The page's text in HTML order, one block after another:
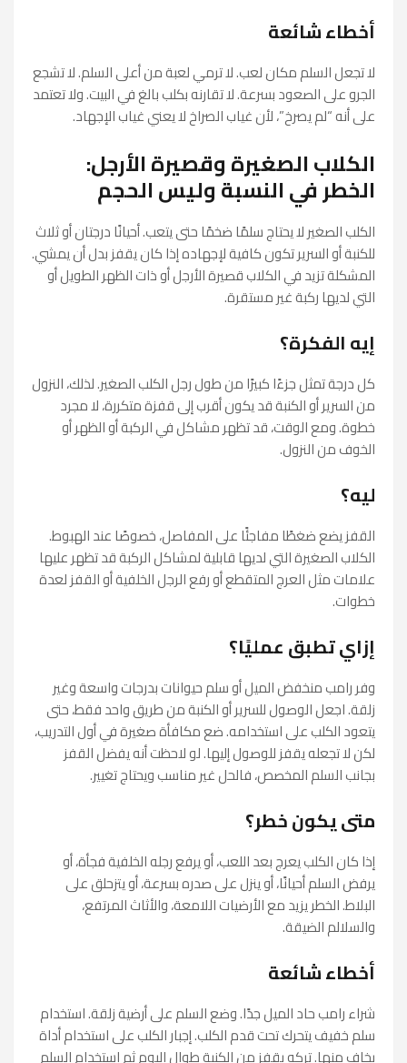
أخطاء شائعة
لا تجعل السلم مكان لعب. لا ترمي لعبة من أعلى السلم. لا تشجع
الجرو على الصعود بسرعة. لا تقارنه بكلب بالغ في البيت. ولا تعتمد
على أنه “لم يصرخ”، لأن غياب الصراخ لا يعني غياب الإجهاد.
الكلاب الصغيرة وقصيرة الأرجل:
الخطر في النسبة وليس الحجم
الكلب الصغير لا يحتاج سلمًا ضخمًا حتى يتعب. أحيانًا درجتان أو ثلاث
للكنبة أو السرير تكون كافية لإجهاده إذا كان يقفز بدل أن يمشي.
المشكلة تزيد في الكلاب قصيرة الأرجل أو ذات الظهر الطويل أو
التي لديها ركبة غير مستقرة.
إيه الفكرة؟
كل درجة تمثل جزءًا كبيرًا من طول رجل الكلب الصغير. لذلك، النزول
من السرير أو الكنبة قد يكون أقرب إلى قفزة متكررة، لا مجرد
خطوة. ومع الوقت، قد تظهر مشاكل في الركبة أو الظهر أو
الخوف من النزول.
ليه؟
القفز يضع ضغطًا مفاجئًا على المفاصل، خصوصًا عند الهبوط.
الكلاب الصغيرة التي لديها قابلية لمشاكل الركبة قد تظهر عليها
علامات مثل العرج المتقطع أو رفع الرجل الخلفية أو القفز لعدة
خطوات.
إزاي تطبق عمليًا؟
وفر رامب منخفض الميل أو سلم حيوانات بدرجات واسعة وغير
زلقة. اجعل الوصول للسرير أو الكنبة من طريق واحد فقط، حتى
يتعود الكلب على استخدامه. ضع مكافأة صغيرة في أول التدريب،
لكن لا تجعله يقفز للوصول إليها. لو لاحظت أنه يفضل القفز
بجانب السلم المخصص، فالحل غير مناسب ويحتاج تغيير.
متى يكون خطر؟
إذا كان الكلب يعرج بعد اللعب، أو يرفع رجله الخلفية فجأة، أو
يرفض السلم أحيانًا، أو ينزل على صدره بسرعة، أو يتزحلق على
البلاط. الخطر يزيد مع الأرضيات اللامعة، والأثاث المرتفع،
والسلالم الضيقة.
أخطاء شائعة
شراء رامب حاد الميل جدًا. وضع السلم على أرضية زلقة. استخدام
سلم خفيف يتحرك تحت قدم الكلب. إجبار الكلب على استخدام أداة
يخاف منها. تركه يقفز من الكنبة طوال اليوم ثم استخدام السلم